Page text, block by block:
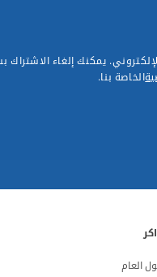
يمكنك إلغاء الاشتراك
الخاصة بنا.
العام